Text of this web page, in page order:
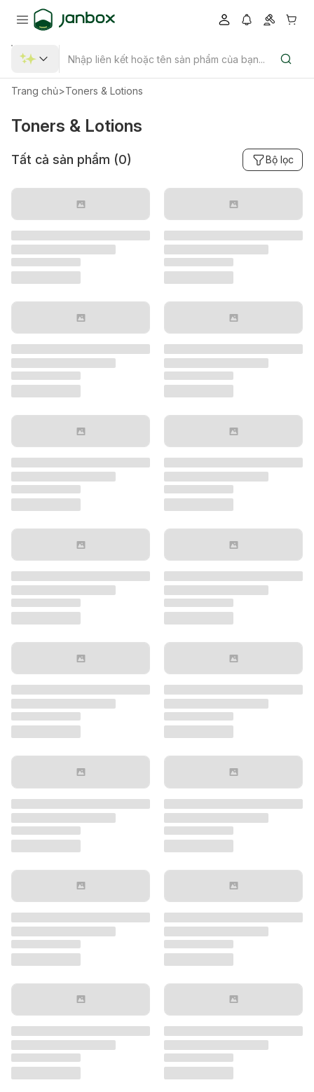
Trang chủ>Toners & Lotions
Toners & Lotions
Tất cả sản phẩm (0) Bộ lọc